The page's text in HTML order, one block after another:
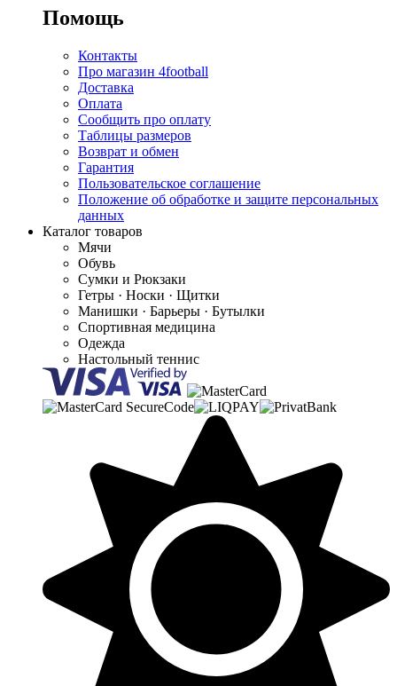
Помощь
Контакты
Про магазин 4football
Доставка
Оплата
Сообщить про оплату
Таблицы размеров
Возврат и обмен
Гарантия
Пользовательское соглашение
Положение об обработке и защите персональных
данных
Каталог товаров
Мячи
Обувь
Сумки и Рюкзаки
Гетры · Носки · Щитки
Манишки · Барьеры · Бутылки
Спортивная медицина
Одежда
Настольный теннис